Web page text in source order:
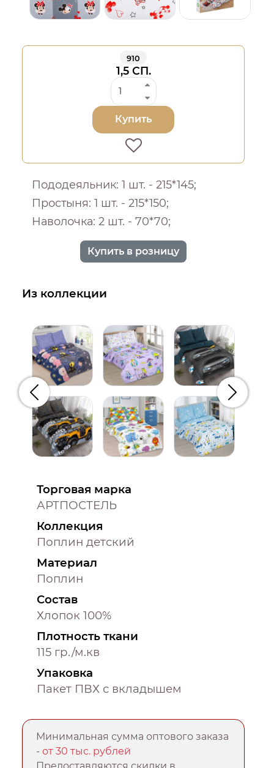
910
1,5 СП.
Купить
Пододеяльник: 1 шт. - 215*145;
Простыня: 1 шт. - 215*150;
Наволочка: 2 шт. - 70*70;
Купить в розницу
Из коллекции
Предыдущий
Торговая марка
АРТПОСТЕЛЬ
Коллекция
Поплин детский
Материал
Поплин
Состав
Хлопок 100%
Плотность ткани
115 гр./м.кв
Упаковка
Пакет ПВХ с вкладышем
Минимальная сумма оптового заказа
-от 30 тыс. рублей